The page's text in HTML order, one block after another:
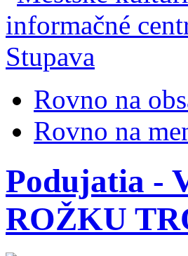
Rovno na
Rovno na
Podujatia -
ROŽKU